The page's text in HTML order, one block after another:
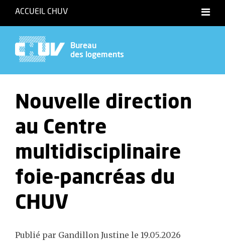
ACCUEIL CHUV
Bureau
des logements
Nouvelle direction
au Centre
multidisciplinaire
foie-pancréas du
CHUV
Publié par Gandillon Justine le 19.05.2026